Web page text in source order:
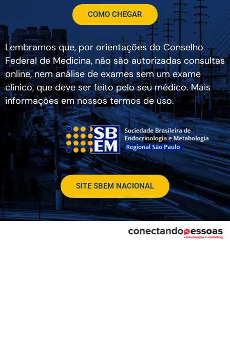
COMO CHEGAR
Lembramos que, por orientações do Conselho
Federal de Medicina, não são autorizadas consultas
online, nem análise de exames sem um exame
clínico, que deve ser feito pelo seu médico. Mais
informações em nossos termos de uso.
SITE SBEM NACIONAL